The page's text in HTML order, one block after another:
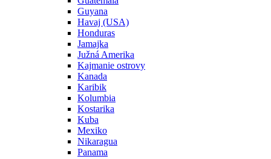
Guyana
Havaj (USA)
Honduras
Jamajka
Južná Amerika
Kajmanie ostrovy
Kanada
Karibik
Kolumbia
Kostarika
Kuba
Mexiko
Nikaragua
Panama